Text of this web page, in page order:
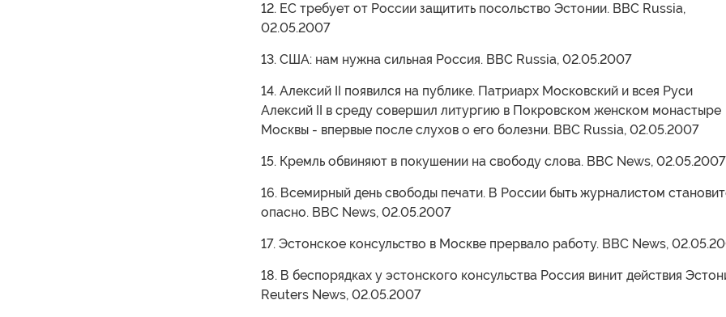
12. ЕС требует от России защитить посольство Эстонии. BBC Russia,
02.05.2007
13. США: нам нужна сильная Россия. BBC Russia, 02.05.2007
14. Алексий II появился на публике. Патриарх Московский и всея Руси
Алексий II в среду совершил литургию в Покровском женском монастыре
Москвы - впервые после слухов о его болезни. BBC Russia, 02.05.2007
15. Кремль обвиняют в покушении на свободу слова. BBC News, 02.05.2007
16. Всемирный день свободы печати. В России быть журналистом
опасно. BBC News, 02.05.2007
17. Эстонское консульство в Москве прервало работу. BBC News,
18. В беспорядках у эстонского консульства Россия винит действия
Reuters News, 02.05.2007